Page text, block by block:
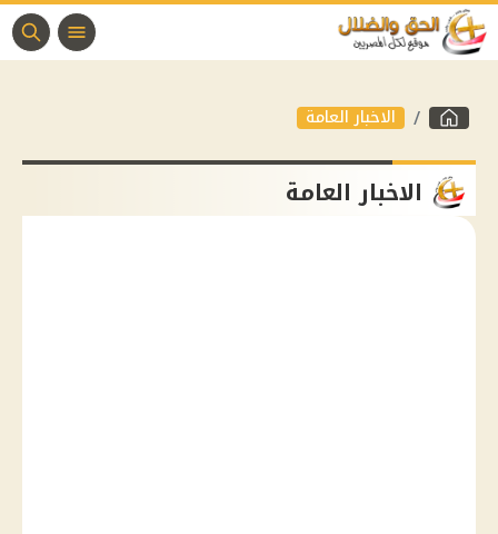
الاخبار العامة
الاخبار العامة